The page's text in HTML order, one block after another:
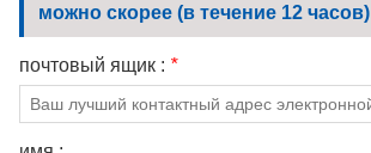
можно скорее (в течение 12 часов)
почтовый ящик : *